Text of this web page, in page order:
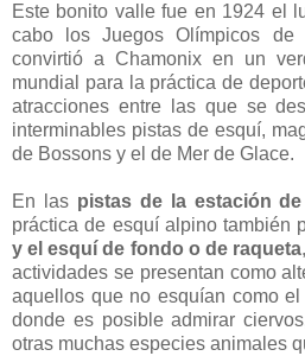
Este bonito valle fue en 1924 el
cabo los Juegos Olímpicos de
convirtió a Chamonix en un
mundial para la práctica de
atracciones entre las que se
interminables pistas de esquí,
de Bossons y el de Mer de Glace.
En las pistas de la estación
práctica de esquí alpino también
y el esquí de fondo o de raqueta
actividades se presentan como
aquellos que no esquían como
donde es posible admirar
otras muchas especies animales